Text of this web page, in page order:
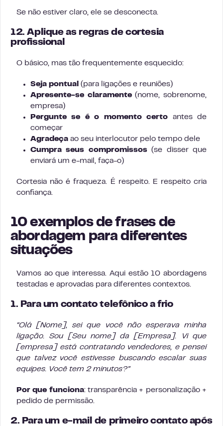
Se não estiver claro, ele se desconecta.
12. Aplique as regras de cortesia
profissional
O básico, mas tão frequentemente esquecido:
Seja pontual (para ligações e reuniões)
Apresente-se claramente(nome, sobrenome,
empresa)
Pergunte se é o momento certo antes de
começar
Agradeça ao seu interlocutor pelo tempo dele
Cumpra seus compromissos(se disser que
enviará um e-mail, faça-o)
Cortesia não é fraqueza. É respeito. E respeito cria
confiança.
10 exemplos de frases de
abordagem para diferentes
situações
Vamos ao que interessa. Aqui estão 10 abordagens
testadas e aprovadas para diferentes contextos.
1. Para um contato telefônico a frio
“Olá [Nome], sei que você não esperava minha
ligação. Sou [Seu nome] da [Empresa]. Vi que
[empresa] está contratando vendedores, e pensei
que talvez você estivesse buscando escalar suas
equipes. Você tem 2 minutos?”
Por que funciona: transparência + personalização +
pedido de permissão.
2. Para um e-mail de primeiro contato após